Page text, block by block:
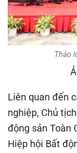
Thảo
Liên quan đến
nghiệp, Chủ
động sản Toàn
Hiệp hội Bất